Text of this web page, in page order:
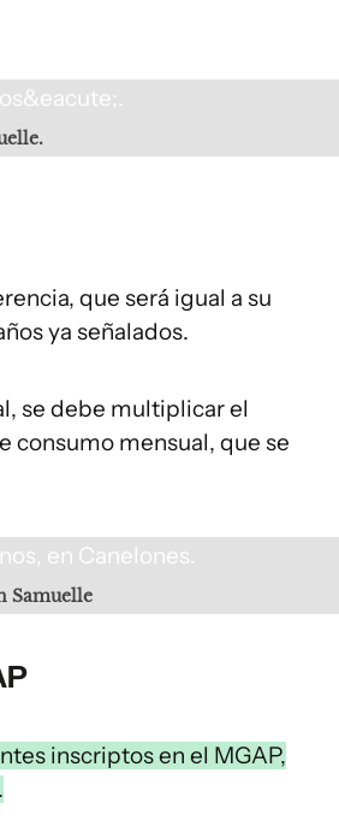
que será igual a su
ya señalados.
se debe multiplicar el
consumo mensual, que se
Samuelle
inscriptos en el MGAP,